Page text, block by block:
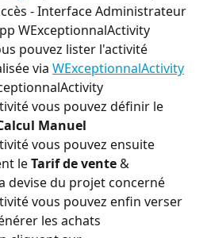
- Interface Administrateur
WExceptionnalActivity
pouvez lister l'activité
via WExceptionnalActivity
vous pouvez définir le
Manuel
vous pouvez ensuite
le Tarif de vente &
devise du projet concerné
vous pouvez enfin verser
les achats